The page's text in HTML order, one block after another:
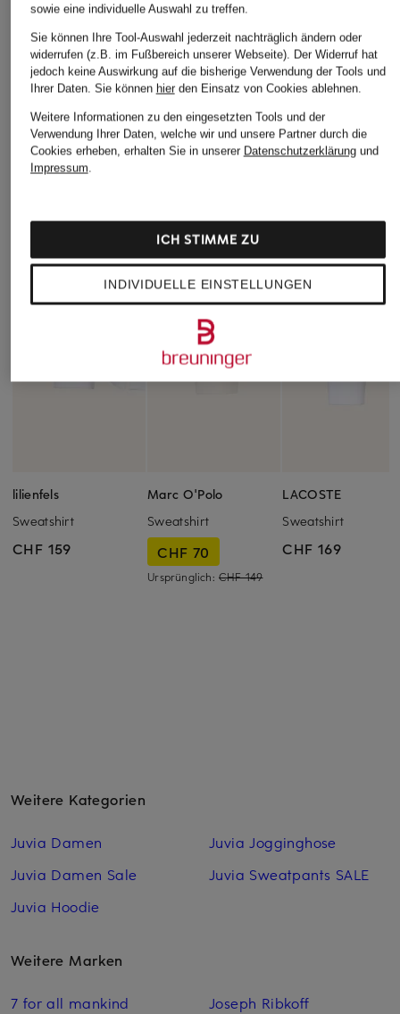
lilienfels
Sweatshirt
CHF 159
Marc O'Polo
Sweatshirt
CHF 70
Ursprünglich: CHF 149
LACOSTE
Sweatshirt
CHF 169
Weitere Kategorien
Juvia Damen
Juvia Damen Sale
Juvia Hoodie
Juvia Jogginghose
Juvia Sweatpants SALE
Weitere Marken
7 for all mankind
Joseph Ribkoff
sowie eine individuelle Auswahl zu treffen.
Sie können Ihre Tool-Auswahl jederzeit nachträglich ändern oder
widerrufen (z.B. im Fußbereich unserer Webseite). Der Widerruf hat
jedoch keine Auswirkung auf die bisherige Verwendung der Tools und
Ihrer Daten. Sie können hierden Einsatz von Cookies ablehnen.
Weitere Informationen zu den eingesetzten Tools und der
Verwendung Ihrer Daten, welche wir und unsere Partner durch die
Cookies erheben, erhalten Sie in unserer Datenschutzerklärungund
Impressum.
INDIVIDUELLE EINSTELLUNGEN
ICH STIMME ZU